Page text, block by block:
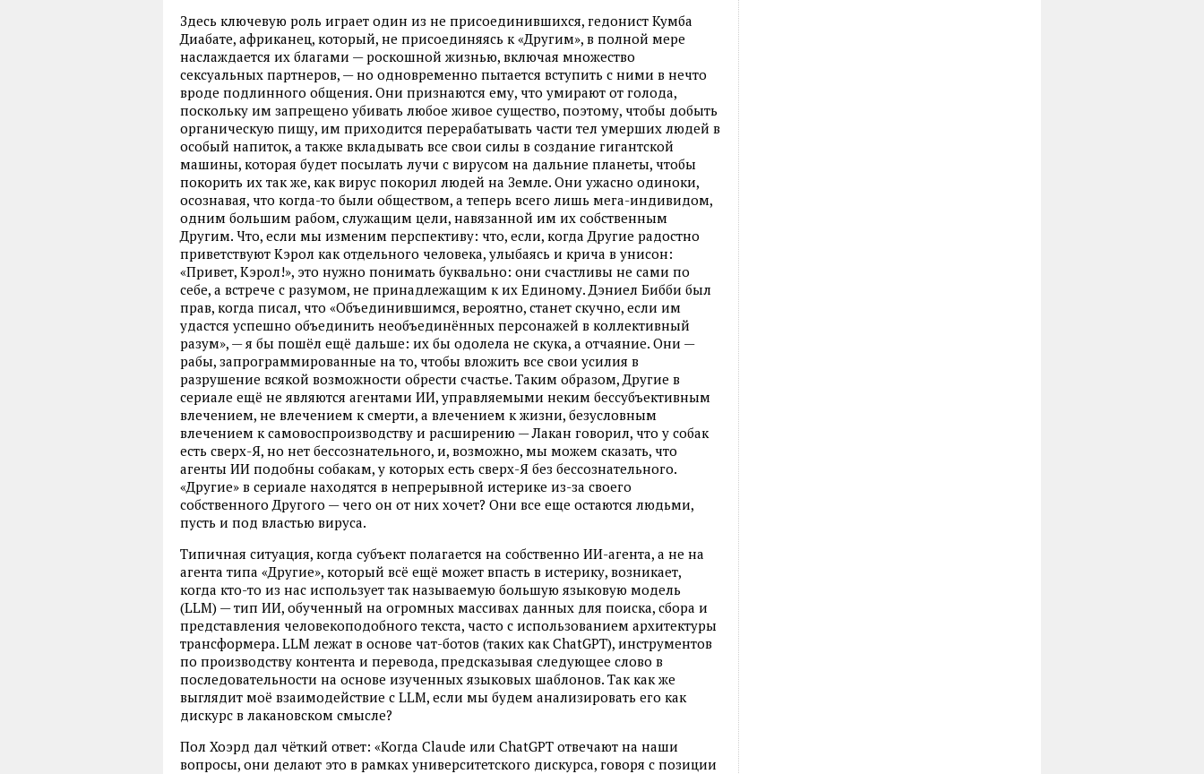
Здесь ключевую роль играет один из не присоединившихся, гедонист Кумба
Диабате, африканец, который, не присоединяясь к «Другим», в полной мере
наслаждается их благами — роскошной жизнью, включая множество
сексуальных партнеров, — но одновременно пытается вступить с ними в нечто
вроде подлинного общения. Они признаются ему, что умирают от голода,
поскольку им запрещено убивать любое живое существо, поэтому, чтобы добыть
органическую пищу, им приходится перерабатывать части тел умерших людей в
особый напиток, а также вкладывать все свои силы в создание гигантской
машины, которая будет посылать лучи с вирусом на дальние планеты, чтобы
покорить их так же, как вирус покорил людей на Земле. Они ужасно одиноки,
осознавая, что когда-то были обществом, а теперь всего лишь мега-индивидом,
одним большим рабом, служащим цели, навязанной им их собственным
Другим. Что, если мы изменим перспективу: что, если, когда Другие радостно
приветствуют Кэрол как отдельного человека, улыбаясь и крича в унисон:
«Привет, Кэрол!», это нужно понимать буквально: они счастливы не сами по
себе, а встрече с разумом, не принадлежащим к их Единому. Дэниел Бибби был
прав, когда писал, что «Объединившимся, вероятно, станет скучно, если им
удастся успешно объединить необъединённых персонажей в коллективный
разум», — я бы пошёл ещё дальше: их бы одолела не скука, а отчаяние. Они —
рабы, запрограммированные на то, чтобы вложить все свои усилия в
разрушение всякой возможности обрести счастье. Таким образом, Другие в
сериале ещё не являются агентами ИИ, управляемыми неким бессубъективным
влечением, не влечением к смерти, а влечением к жизни, безусловным
влечением к самовоспроизводству и расширению — Лакан говорил, что у собак
есть сверх-Я, но нет бессознательного, и, возможно, мы можем сказать, что
агенты ИИ подобны собакам, у которых есть сверх-Я без бессознательного.
«Другие» в сериале находятся в непрерывной истерике из-за своего
собственного Другого — чего он от них хочет? Они все еще остаются людьми,
пусть и под властью вируса.
Типичная ситуация, когда субъект полагается на собственно ИИ-агента, а не на
агента типа «Другие», который всё ещё может впасть в истерику, возникает,
когда кто-то из нас использует так называемую большую языковую модель
(LLM) — тип ИИ, обученный на огромных массивах данных для поиска, сбора и
представления человекоподобного текста, часто с использованием архитектуры
трансформера. LLM лежат в основе чат-ботов (таких как ChatGPT), инструментов
по производству контента и перевода, предсказывая следующее слово в
последовательности на основе изученных языковых шаблонов. Так как же
выглядит моё взаимодействие с LLM, если мы будем анализировать его как
дискурс в лакановском смысле?
Пол Хоэрд дал чёткий ответ: «Когда Claude или ChatGPT отвечают на наши
вопросы, они делают это в рамках университетского дискурса, говоря с позиции